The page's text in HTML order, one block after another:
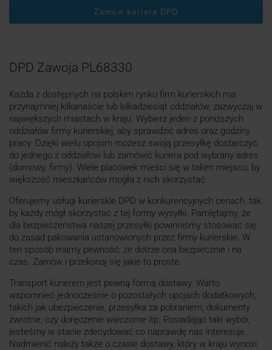
Zamów kuriera DPD
DPD Zawoja PL68330
Każda z dostępnych na polskim rynku firm kurierskich ma
przynajmniej kilkanaście lub kilkadziesiąt oddziałów, zazwyczaj w
największych miastach w kraju. Wybierz jeden z poniższych
oddziałów firmy kurierskiej, aby sprawdzić adres oraz godziny
pracy. Dzięki wielu opcjom możesz swoją przesyłkę dostarczyć
do jednego z oddziałów lub zamówić kuriera pod wybrany adres
(domowy, firmy). Wiele placówek mieści się w takim miejscu, by
większość mieszkańców mogła z nich skorzystać.
Oferujemy usługi kurierskie DPD w konkurencyjnych cenach, tak
by każdy mógł skorzystać z tej formy wysyłki. Pamiętajmy, że
dla bezpieczeństwa naszej przesyłki powinniśmy stosować się
do zasad pakowania ustanowionych przez firmy kurierskie. W
ten sposób mamy pewność, że dotrze ona bezpiecznie i na
czas. Zamów i przekonaj się jakie to proste.
Transport kurierem jest pewną formą dostawy. Warto
wspomnieć jednocześnie o pozostałych opcjach dodatkowych,
takich jak ubezpieczenie, przesyłka za pobraniem, dokumenty
zwrotne, czy doręczenie wieczorne itp. Posiadając taki wybór,
jesteśmy w stanie zdecydować co naprawdę nas interesuje.
Nadmienić należy także o czasie dostawy, który w kraju wynosi